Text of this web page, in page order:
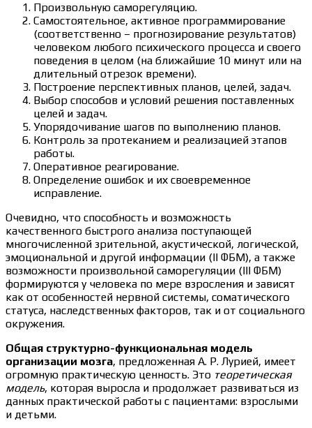
Произвольную саморегуляцию.
Самостоятельное, активное программирование
(соответственно – прогнозирование результатов)
человеком любого психического процесса и своего
поведения в целом (на ближайшие 10 минут или на
длительный отрезок времени).
Построение перспективных планов, целей, задач.
Выбор способов и условий решения поставленных
целей и задач.
Упорядочивание шагов по выполнению планов.
Контроль за протеканием и реализацией этапов
работы.
Оперативное реагирование.
Определение ошибок и их своевременное
исправление.
Очевидно, что способность и возможность
качественного быстрого анализа поступающей
многочисленной зрительной, акустической, логической,
эмоциональной и другой информации (II ФБМ), а также
возможности произвольной саморегуляции (III ФБМ)
формируются у человека по мере взросления и зависят
как от особенностей нервной системы, соматического
статуса, наследственных факторов, так и от социального
окружения.
Общая структурно-функциональная модель
организации мозга, предложенная А. Р. Лурией, имеет
огромную практическую ценность. Это теоретическая
модель, которая выросла и продолжает развиваться из
данных практической работы с пациентами: взрослыми
и детьми.